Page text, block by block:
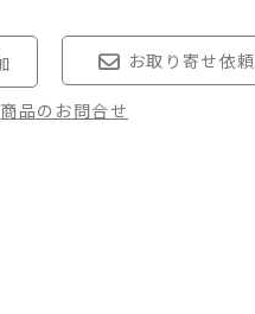
お取り寄せ依頼
商品のお問合せ